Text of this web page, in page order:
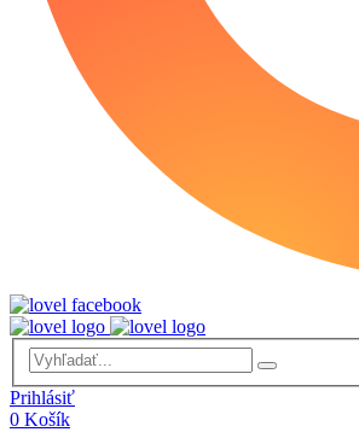
Prihlásiť
0 Košík